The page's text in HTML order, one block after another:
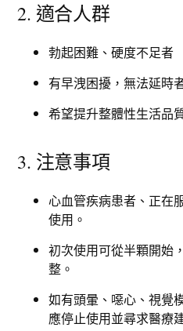
2. 適合人群
勃起困難、硬度不足者
有早洩困擾，無法延時
希望提升整體性生活品
3. 注意事項
心血管疾病患者、正在
使用。
初次使用可從半顆開始
整。
如有頭暈、噁心、視覺
應停止使用並尋求醫療